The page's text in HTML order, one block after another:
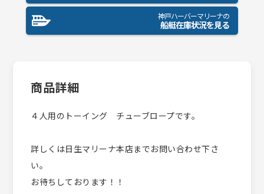
神戸ハーバーマリーナの
船艇在庫状況を見る
商品詳細
４人用のトーイング チューブロープです。
詳しくは日生マリーナ本店までお問い合わせ下さ
い。
お待ちしております！！